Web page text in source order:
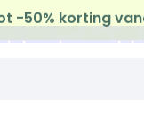
leveringop al